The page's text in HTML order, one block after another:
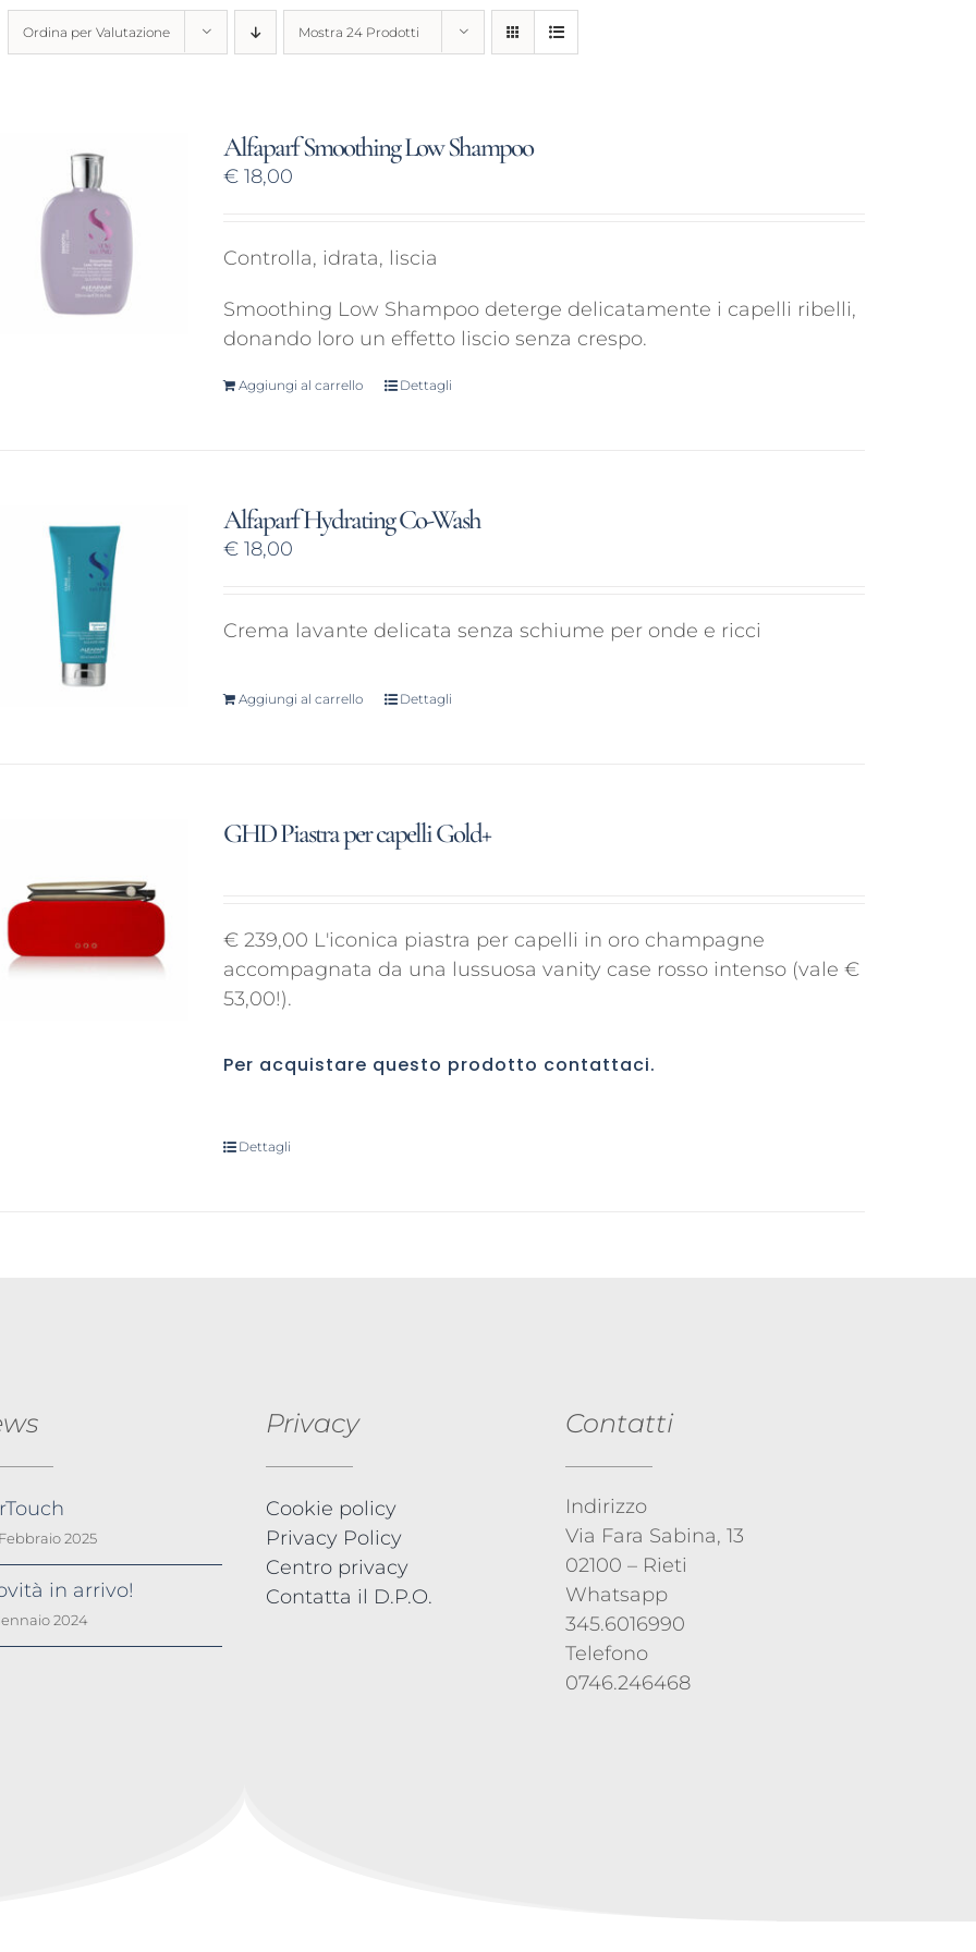
Ordina per Valutazione Mostra 24 Prodotti
Alfaparf Smoothing Low Shampoo
€18,00
Controlla, idrata, liscia
Smoothing Low Shampoo deterge delicatamente i capelli ribelli,
donando loro un effetto liscio senza crespo.
Aggiungi al carrello Dettagli
Alfaparf Hydrating Co-Wash
€18,00
Crema lavante delicata senza schiume per onde e ricci
Aggiungi al carrello Dettagli
GHD Piastra per capelli Gold+
€ 239,00 L'iconica piastra per capelli in oro champagne
accompagnata da una lussuosa vanity case rosso intenso (vale €
53,00!).
Per acquistare questo prodotto contattaci.
Dettagli
2025
in arrivo!
2024
Privacy
Cookie policy
Privacy Policy
Centro privacy
Contatta il D.P.O.
Contatti
Indirizzo
Via Fara Sabina, 13
02100 – Rieti
Whatsapp
345.6016990
Telefono
0746.246468